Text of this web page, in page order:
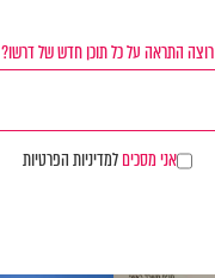
רוצה התראה על כל תוכן חדש של דרשו?
אני מסכיםלמדיניות הפרטיות